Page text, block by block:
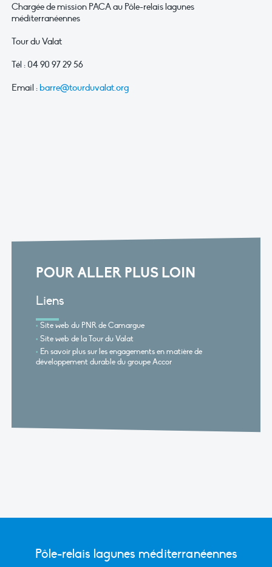
Chargée de mission PACA au Pôle-relais lagunes
méditerranéennes
Tour du Valat
Tél : 04 90 97 29 56
Email : barre@tourduvalat.org
POUR ALLER PLUS LOIN
Liens
Site web du PNR de Camargue
Site web de la Tour du Valat
En savoir plus sur les engagements en matière de
développement durable du groupe Accor
Pôle-relais lagunes méditerranéennes